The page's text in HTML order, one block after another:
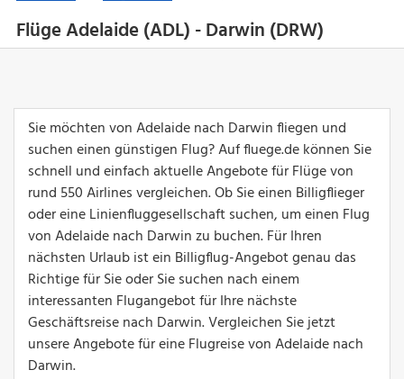
Flüge Adelaide (ADL) - Darwin (DRW)
Sie möchten von Adelaide nach Darwin fliegen und
suchen einen günstigen Flug? Auf fluege.de können Sie
schnell und einfach aktuelle Angebote für Flüge von
rund 550 Airlines vergleichen. Ob Sie einen Billigflieger
oder eine Linienfluggesellschaft suchen, um einen Flug
von Adelaide nach Darwin zu buchen. Für Ihren
nächsten Urlaub ist ein Billigflug-Angebot genau das
Richtige für Sie oder Sie suchen nach einem
interessanten Flugangebot für Ihre nächste
Geschäftsreise nach Darwin. Vergleichen Sie jetzt
unsere Angebote für eine Flugreise von Adelaide nach
Darwin.